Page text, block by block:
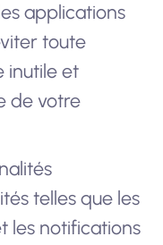
applications
toute
inutile et
de votre
telles que les
les notifications